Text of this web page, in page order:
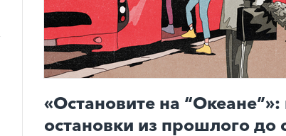
«Остановите на “Океане”»:
остановки из прошлого до